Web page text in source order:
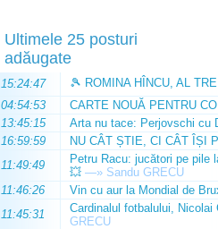
Ultimele 25 posturi
adăugate
15:24:47
🎾 ROMINA HÎNCU, AL
04:54:53
CARTE NOUĂ PENTRU
13:45:15
Arta nu tace: Perjovschi cu
16:59:59
NU CÂT ȘTIE, CI CÂT ÎȘI
11:49:49
Petru Racu: jucători pe pile
💥 —» Sandu GRECU
11:46:26
Vin cu aur la Mondial de
11:45:31
Cardinalul fotbalului,
GRECU